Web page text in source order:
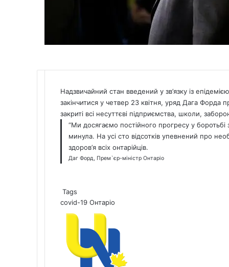
Надзвичайний стан введений у зв’язку із
закінчитися у четвер 23 квітня, уряд Дага
закриті всі несуттєві підприємства, школи,
“Ми досягаємо постійного прогресу у
минула. На усі сто відсотків упевнений про
здоров’я всіх онтарійців.
Даг Форд, Прем`єр-міністр Онтаріо
Tags
covid-19 Онтаріо